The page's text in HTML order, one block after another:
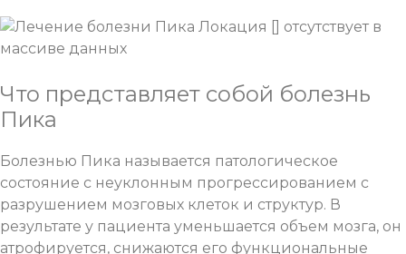
Что представляет собой болезнь
Пика
Болезнью Пика называется патологическое
состояние с неуклонным прогрессированием с
разрушением мозговых клеток и структур. В
результате у пациента уменьшается объем мозга, он
атрофируется, снижаются его функциональные